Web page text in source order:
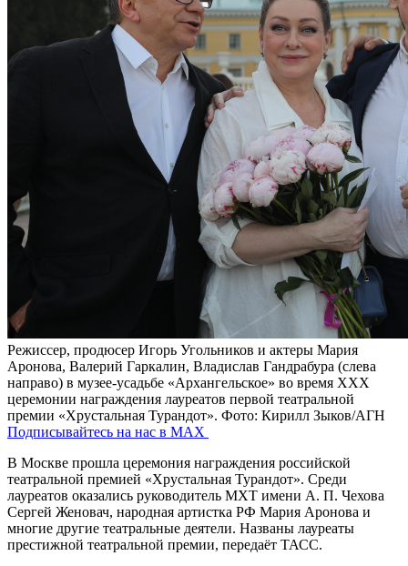
Режиссер, продюсер Игорь Угольников и актеры Мария
Аронова, Валерий Гаркалин, Владислав Гандрабура (слева
направо) в музее-усадьбе «Архангельское» во время ХХХ
церемонии награждения лауреатов первой театральной
премии «Хрустальная Турандот». Фото: Кирилл Зыков/АГН
Подписывайтесь на нас в MAX
В Москве прошла церемония награждения российской
театральной премией «Хрустальная Турандот». Среди
лауреатов оказались руководитель МХТ имени А. П. Чехова
Сергей Женовач, народная артистка РФ Мария Аронова и
многие другие театральные деятели. Названы лауреаты
престижной театральной премии, передаёт ТАСС.